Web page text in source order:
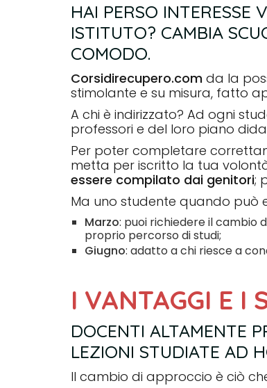
HAI PERSO INTERESSE
ISTITUTO? CAMBIA
COMODO.
Corsidirecupero.com da la
stimolante e su misura, fatto
A chi è indirizzato? Ad ogni
professori e del loro piano
Per poter completare
metta per iscritto la tua
essere compilato dai genitori;
Ma uno studente quando può
Marzo: puoi richiedere il cambio
proprio percorso di studi;
Giugno: adatto a chi riesce a
I VANTAGGI E I
DOCENTI ALTAMENTE
LEZIONI STUDIATE AD
Il cambio di approccio è ciò